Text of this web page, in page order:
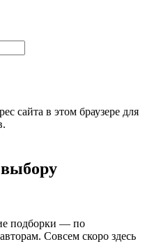
сайта в этом браузере для
подборки — по
Совсем скоро здесь